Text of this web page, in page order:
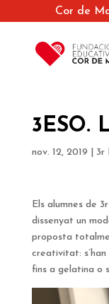
Cor de
3ESO.
nov. 12, 2019 3r
Els alumnes de
dissenyat un
proposta
creativitat:
fins a gelatina o